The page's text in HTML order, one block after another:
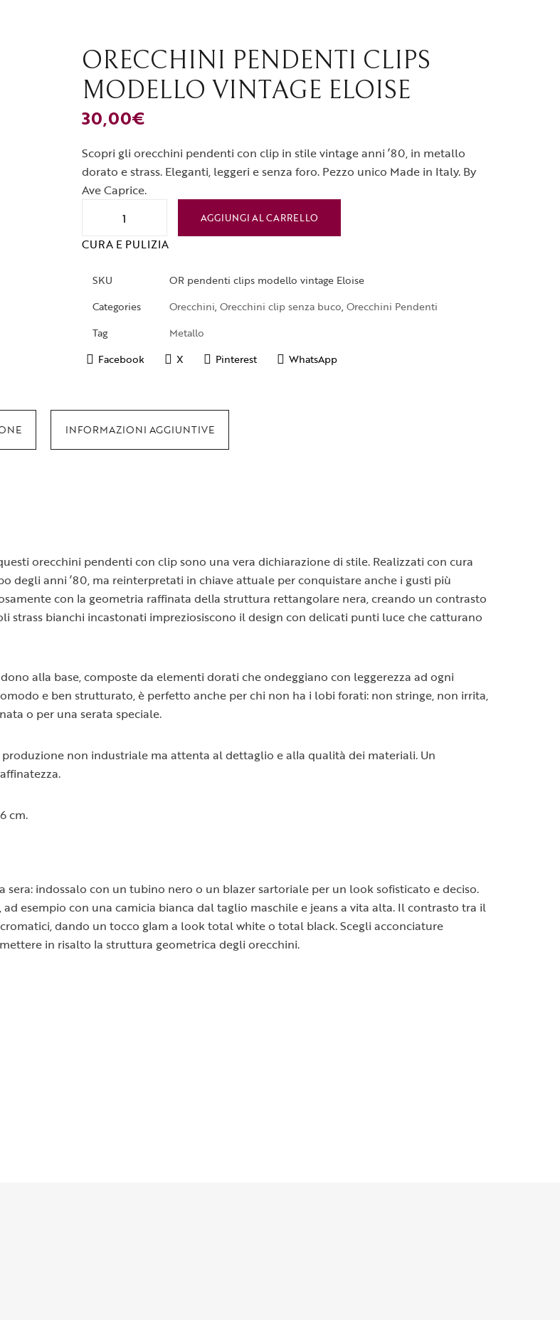
ORECCHINI PENDENTI CLIPS
MODELLO VINTAGE ELOISE
30,00€
Scopri gli orecchini pendenti con clip in stile vintage anni ’80, in metallo
dorato e strass. Eleganti, leggeri e senza foro. Pezzo unico Made in Italy. By
Ave Caprice.
AGGIUNGI AL CARRELLO
CURA E PULIZIA
SKU
OR pendenti clips modello vintage Eloise
Categories
Orecchini, Orecchini clip senza buco, Orecchini Pendenti
Tag
Metallo
Facebook
X Pinterest WhatsApp
INFORMAZIONI AGGIUNTIVE
orecchini pendenti con clip sono una vera dichiarazione di stile. Realizzati con cura
degli anni ’80, ma reinterpretati in chiave attuale per conquistare anche i gusti più
con la geometria raffinata della struttura rettangolare nera, creando un contrasto
strass bianchi incastonati impreziosiscono il design con delicati punti luce che catturano
alla base, composte da elementi dorati che ondeggiano con leggerezza ad ogni
e ben strutturato, è perfetto anche per chi non ha i lobi forati: non stringe, non irrita,
o per una serata speciale.
non industriale ma attenta al dettaglio e alla qualità dei materiali. Un
cm.
indossalo con un tubino nero o un blazer sartoriale per un look sofisticato e deciso.
esempio con una camicia bianca dal taglio maschile e jeans a vita alta. Il contrasto tra il
dando un tocco glam a look total white o total black. Scegli acconciature
in risalto la struttura geometrica degli orecchini.